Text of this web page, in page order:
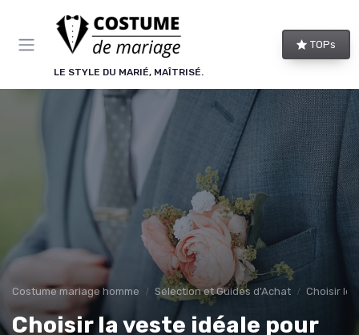
LE STYLE DU MARIÉ, MAÎTRISÉ.
TOPs
Costume mariage homme Sélection et Guides d'Achat Choisir le
Choisir la veste idéale pour